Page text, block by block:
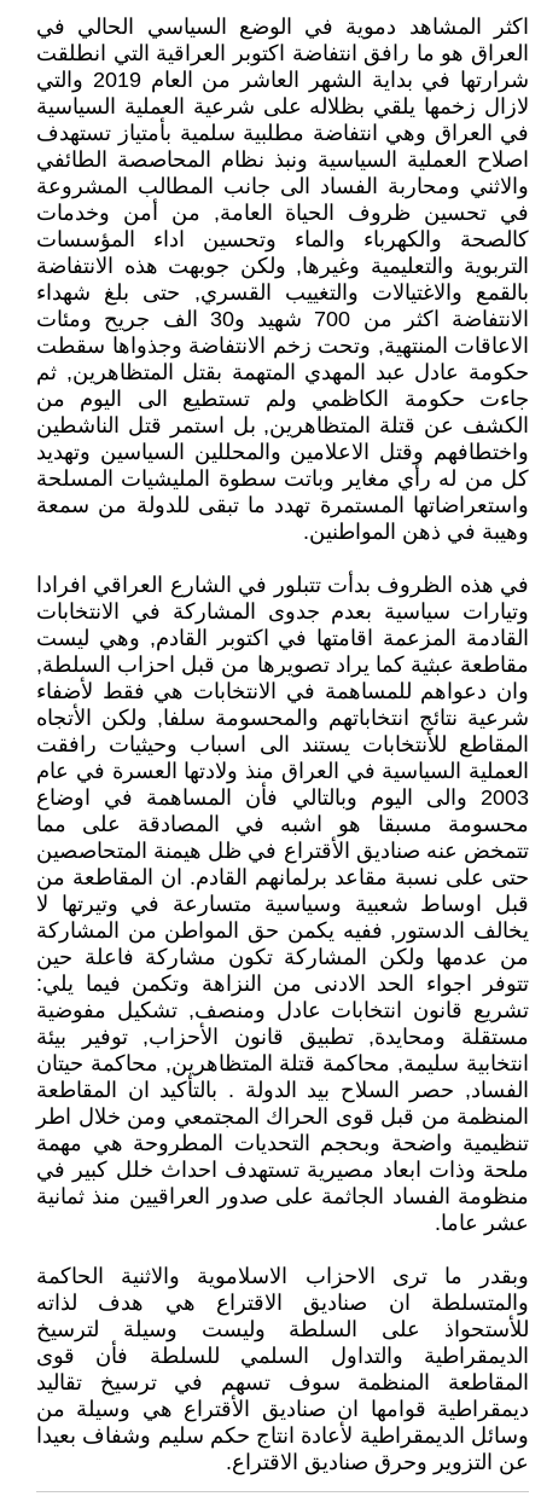
اكثر المشاهد دموية في الوضع السياسي الحالي في
العراق هو ما رافق انتفاضة اكتوبر العراقية التي انطلقت
شرارتها في بداية الشهر العاشر من العام 2019 والتي
لازال زخمها يلقي بظلاله على شرعية العملية السياسية
في العراق وهي انتفاضة مطلبية سلمية بأمتياز تستهدف
اصلاح العملية السياسية ونبذ نظام المحاصصة الطائفي
والاثني ومحاربة الفساد الى جانب المطالب المشروعة
في تحسين ظروف الحياة العامة, من أمن وخدمات
كالصحة والكهرباء والماء وتحسين اداء المؤسسات
التربوية والتعليمية وغيرها, ولكن جوبهت هذه الانتفاضة
بالقمع والاغتيالات والتغييب القسري, حتى بلغ شهداء
الانتفاضة اكثر من 700 شهيد و30 الف جريح ومئات
الاعاقات المنتهية, وتحت زخم الانتفاضة وجذواها سقطت
حكومة عادل عبد المهدي المتهمة بقتل المتظاهرين, ثم
جاءت حكومة الكاظمي ولم تستطيع الى اليوم من
الكشف عن قتلة المتظاهرين, بل استمر قتل الناشطين
واختطافهم وقتل الاعلامين والمحللين السياسين وتهديد
كل من له رأي مغاير وباتت سطوة المليشيات المسلحة
واستعراضاتها المستمرة تهدد ما تبقى للدولة من سمعة
وهيبة في ذهن المواطنين.
في هذه الظروف بدأت تتبلور في الشارع العراقي افرادا
وتيارات سياسية بعدم جدوى المشاركة في الانتخابات
القادمة المزعمة اقامتها في اكتوبر القادم, وهي ليست
مقاطعة عبثية كما يراد تصويرها من قبل احزاب السلطة,
وان دعواهم للمساهمة في الانتخابات هي فقط لأضفاء
شرعية نتائج انتخاباتهم والمحسومة سلفا, ولكن الأتجاه
المقاطع للأنتخابات يستند الى اسباب وحيثيات رافقت
العملية السياسية في العراق منذ ولادتها العسرة في عام
2003 والى اليوم وبالتالي فأن المساهمة في اوضاع
محسومة مسبقا هو اشبه في المصادقة على مما
تتمخض عنه صناديق الأقتراع في ظل هيمنة المتحاصصين
حتى على نسبة مقاعد برلمانهم القادم. ان المقاطعة من
قبل اوساط شعبية وسياسية متسارعة في وتيرتها لا
يخالف الدستور, ففيه يكمن حق المواطن من المشاركة
من عدمها ولكن المشاركة تكون مشاركة فاعلة حين
تتوفر اجواء الحد الادنى من النزاهة وتكمن فيما يلي:
تشريع قانون انتخابات عادل ومنصف, تشكيل مفوضية
مستقلة ومحايدة, تطبيق قانون الأحزاب, توفير بيئة
انتخابية سليمة, محاكمة قتلة المتظاهرين, محاكمة حيتان
الفساد, حصر السلاح بيد الدولة . بالتأكيد ان المقاطعة
المنظمة من قبل قوى الحراك المجتمعي ومن خلال اطر
تنظيمية واضحة وبحجم التحديات المطروحة هي مهمة
ملحة وذات ابعاد مصيرية تستهدف احداث خلل كبير في
منظومة الفساد الجاثمة على صدور العراقيين منذ ثمانية
عشر عاما.
وبقدر ما ترى الاحزاب الاسلاموية والاثنية الحاكمة
والمتسلطة ان صناديق الاقتراع هي هدف لذاته
للأستحواذ على السلطة وليست وسيلة لترسيخ
الديمقراطية والتداول السلمي للسلطة فأن قوى
المقاطعة المنظمة سوف تسهم في ترسيخ تقاليد
ديمقراطية قوامها ان صناديق الأقتراع هي وسيلة من
وسائل الديمقراطية لأعادة انتاج حكم سليم وشفاف بعيدا
عن التزوير وحرق صناديق الاقتراع.